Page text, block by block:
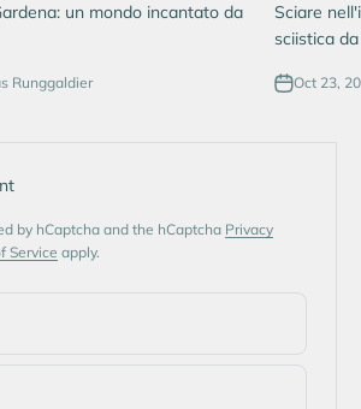
un mondo incantato da
Runggaldier
Sciare
sciistica
Oct 23,
by hCaptcha and the hCaptcha Privacy
Service apply.